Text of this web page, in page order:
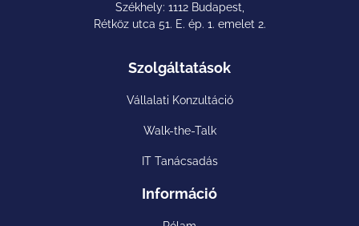
Székhely: 1112 Budapest,
Rétköz utca 51. E. ép. 1. emelet 2.
Szolgáltatások
Vállalati Konzultáció
Walk-the-Talk
IT Tanácsadás
Információ